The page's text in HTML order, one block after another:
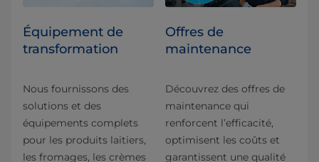
Équipement de
transformation
Nous fournissons des
solutions et des
équipements complets
pour les produits laitiers,
les fromages, les crèmes
Offres de
maintenance
Découvrez des offres de
maintenance qui
renforcent l’efficacité,
optimisent les coûts et
garantissent une qualité